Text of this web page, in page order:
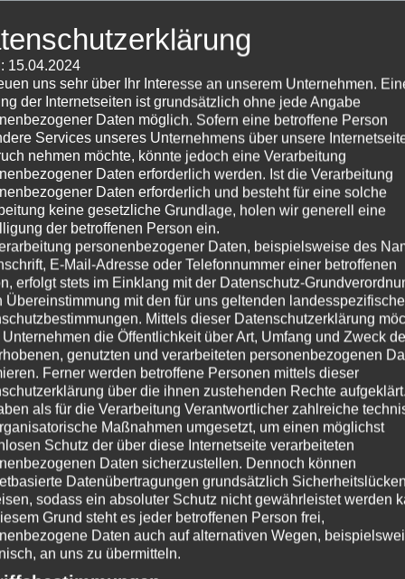
Inhalte auch keine Gewähr
verlinkten Seiten ist stets der jeweilige
der Seiten verantwortlich. Die verlinkten
Zeitpunkt der Verlinkung auf mögliche
überprüft. Rechtswidrige Inhalte waren
der Verlinkung nicht erkennbar. Eine
Kontrolle der verlinkten Seiten ist jedoch
Anhaltspunkte einer Rechtsverletzung nicht
von Rechtsverletzungen werden
Links umgehend entfernen.
Inhalt:
of our pages were created with the
we cannot assume any liability for the
and topicality of the contents. As a
we are responsible for our own content on
with § 5 DDG and general laws.
we are not obliged to monitor transmitted or
from third parties or to investigate
illegal activity. Obligations to remove or
15.04.2024
uns sehr über Ihr Interesse an unserem Unternehmen.
der Internetseiten ist grundsätzlich ohne jede Angabe
Daten möglich. Sofern eine betroffene Person
Services unseres Unternehmens über unsere
nehmen möchte, könnte jedoch eine Verarbeitung
Daten erforderlich werden. Ist die Verarbeitung
Daten erforderlich und besteht für eine solche
keine gesetzliche Grundlage, holen wir generell eine
der betroffenen Person ein.
personenbezogener Daten, beispielsweise des
E-Mail-Adresse oder Telefonnummer einer betroffenen
erfolgt stets im Einklang mit der Datenschutz-
Übereinstimmung mit den für uns geltenden
Mittels dieser Datenschutzerklärung
Unternehmen die Öffentlichkeit über Art, Umfang und Zweck
genutzten und verarbeiteten personenbezogenen
Ferner werden betroffene Personen mittels dieser
über die ihnen zustehenden Rechte aufgeklärt.
als für die Verarbeitung Verantwortlicher zahlreiche
Maßnahmen umgesetzt, um einen möglichst
Schutz der über diese Internetseite verarbeiteten
Daten sicherzustellen. Dennoch können
Datenübertragungen grundsätzlich Sicherheitslücken
sodass ein absoluter Schutz nicht gewährleistet werden
Grund steht es jeder betroffenen Person frei,
Daten auch auf alternativen Wegen,
an uns zu übermitteln.